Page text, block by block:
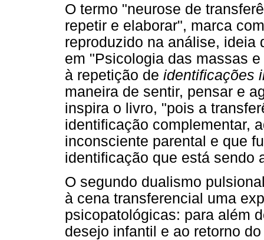
O termo "neurose de
repetir e elaborar", marca
reproduzido na análise, ideia
em "Psicologia das massas
à repetição de identificações
maneira de sentir, pensar e
inspira o livro, "pois a
identificação complementar,
inconsciente parental e que
identificação que está sendo
O segundo dualismo
à cena transferencial uma
psicopatológicas: para além
desejo infantil e ao retorno